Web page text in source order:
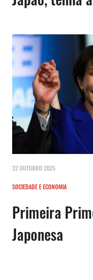
22 OUTUBRO 2025
SOCIEDADE E ECONOMIA
Primeira
Japonesa